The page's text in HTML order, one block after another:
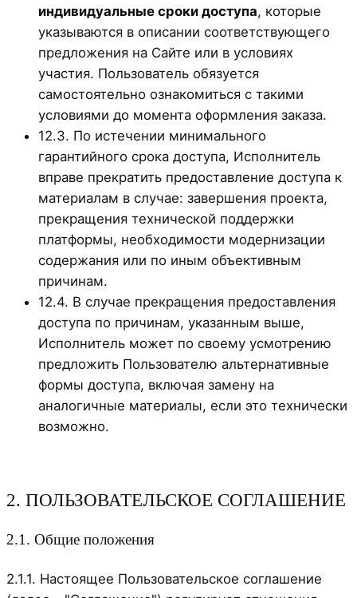
индивидуальные сроки доступа, которые
указываются в описании соответствующего
предложения на Сайте или в условиях
участия. Пользователь обязуется
самостоятельно ознакомиться с такими
условиями до момента оформления заказа.
12.3. По истечении минимального
гарантийного срока доступа, Исполнитель
вправе прекратить предоставление доступа к
материалам в случае: завершения проекта,
прекращения технической поддержки
платформы, необходимости модернизации
содержания или по иным объективным
причинам.
12.4. В случае прекращения предоставления
доступа по причинам, указанным выше,
Исполнитель может по своему усмотрению
предложить Пользователю альтернативные
формы доступа, включая замену на
аналогичные материалы, если это технически
возможно.
2. ПОЛЬЗОВАТЕЛЬСКОЕ СОГЛАШЕНИЕ
2.1. Общие положения
2.1.1. Настоящее Пользовательское соглашение